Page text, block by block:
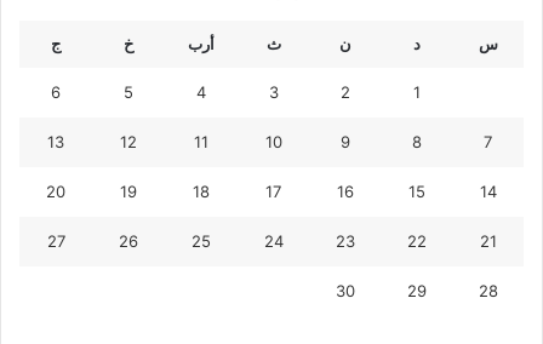
س د ن ث أرب خ ج
1
2
3
4
5
6
7
8
9
10
11
12
13
14
15
16
17
18
19
20
21
22
23
24
25
26
27
28
29
30